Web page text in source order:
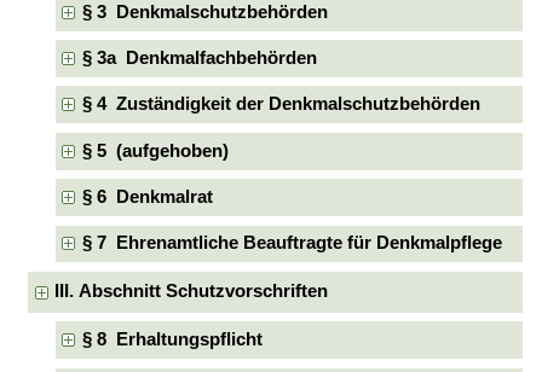
§ 3 Denkmalschutzbehörden
§ 3a Denkmalfachbehörden
§ 4 Zuständigkeit der Denkmalschutzbehörden
§ 5 (aufgehoben)
§ 6 Denkmalrat
§ 7 Ehrenamtliche Beauftragte für Denkmalpflege
III. Abschnitt Schutzvorschriften
§ 8 Erhaltungspflicht